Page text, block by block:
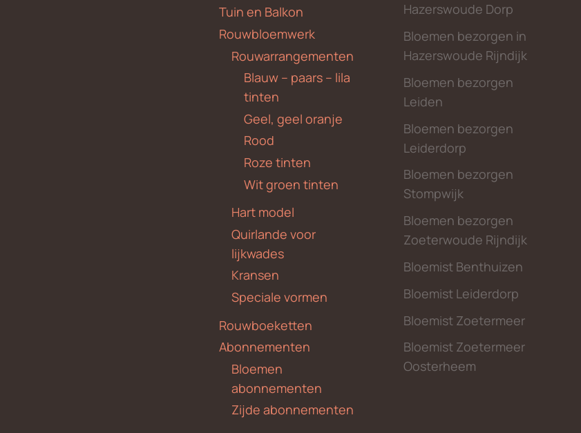
Tuin en Balkon
Rouwbloemwerk
Rouwarrangementen
Blauw – paars – lila
tinten
Geel, geel oranje
Rood
Roze tinten
Wit groen tinten
Hart model
Quirlande voor
lijkwades
Kransen
Speciale vormen
Rouwboeketten
Abonnementen
Bloemen
abonnementen
Zijde abonnementen
Hazerswoude Dorp
Bloemen bezorgen in
Hazerswoude Rijndijk
Bloemen bezorgen
Leiden
Bloemen bezorgen
Leiderdorp
Bloemen bezorgen
Stompwijk
Bloemen bezorgen
Zoeterwoude Rijndijk
Bloemist Benthuizen
Bloemist Leiderdorp
Bloemist Zoetermeer
Bloemist Zoetermeer
Oosterheem